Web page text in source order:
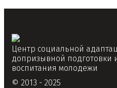
Центр социальной
допризывной подготовки
воспитания молодежи
© 2013 - 2025